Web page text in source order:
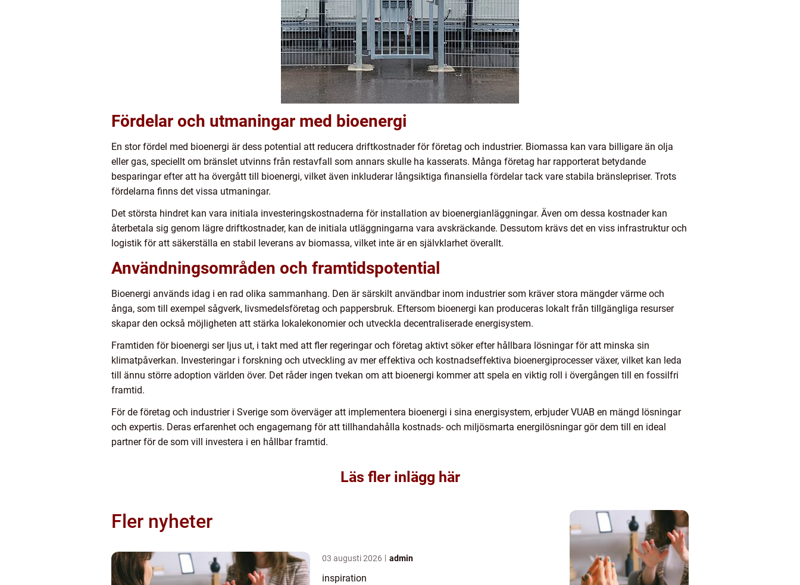
Fördelar och utmaningar med bioenergi
En stor fördel med bioenergi är dess potential att reducera driftkostnader för företag och industrier. Biomassa kan vara billigare än olja
eller gas, speciellt om bränslet utvinns från restavfall som annars skulle ha kasserats. Många företag har rapporterat betydande
besparingar efter att ha övergått till bioenergi, vilket även inkluderar långsiktiga finansiella fördelar tack vare stabila bränslepriser. Trots
fördelarna finns det vissa utmaningar.
Det största hindret kan vara initiala investeringskostnaderna för installation av bioenergianläggningar. Även om dessa kostnader kan
återbetala sig genom lägre driftkostnader, kan de initiala utläggningarna vara avskräckande. Dessutom krävs det en viss infrastruktur och
logistik för att säkerställa en stabil leverans av biomassa, vilket inte är en självklarhet överallt.
Användningsområden och framtidspotential
Bioenergi används idag i en rad olika sammanhang. Den är särskilt användbar inom industrier som kräver stora mängder värme och
ånga, som till exempel sågverk, livsmedelsföretag och pappersbruk. Eftersom bioenergi kan produceras lokalt från tillgängliga resurser
skapar den också möjligheten att stärka lokalekonomier och utveckla decentraliserade energisystem.
Framtiden för bioenergi ser ljus ut, i takt med att fler regeringar och företag aktivt söker efter hållbara lösningar för att minska sin
klimatpåverkan. Investeringar i forskning och utveckling av mer effektiva och kostnadseffektiva bioenergiprocesser växer, vilket kan leda
till ännu större adoption världen över. Det råder ingen tvekan om att bioenergi kommer att spela en viktig roll i övergången till en fossilfri
framtid.
För de företag och industrier i Sverige som överväger att implementera bioenergi i sina energisystem, erbjuder VUAB en mängd lösningar
och expertis. Deras erfarenhet och engagemang för att tillhandahålla kostnads- och miljösmarta energilösningar gör dem till en ideal
partner för de som vill investera i en hållbar framtid.
Läs fler inlägg här
Fler nyheter
03 augusti 2026 admin
inspiration